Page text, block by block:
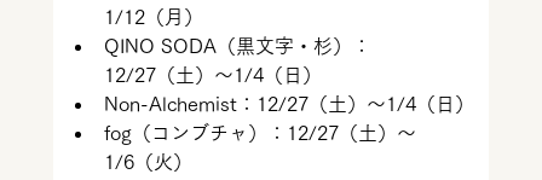
1/12（月）
QINO SODA（黒文字・杉）：
12/27（土）〜1/4（日）
Non-Alchemist：12/27（土）〜1/4（日）
fog（コンブチャ）：12/27（土）～
1/6（火）